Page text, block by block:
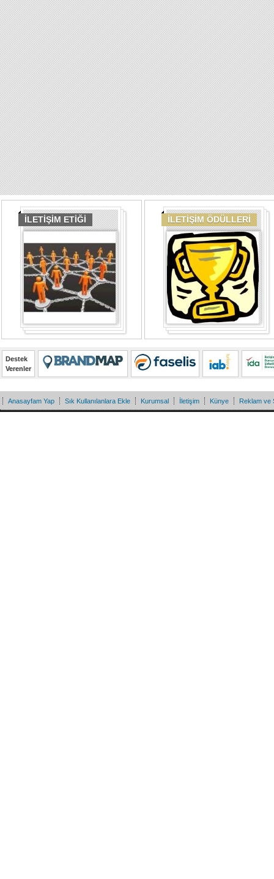
İLETİŞİM ETİĞİ İLETİŞİM ÖDÜLLERİ
Destek
Verenler
Anasayfam Yap Sık Kullanılanlara Ekle Kurumsal İletişim Künye Reklam ve